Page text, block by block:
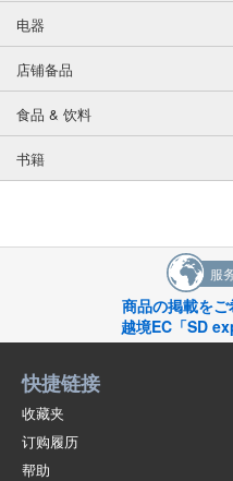
电器
店铺备品
食品 & 饮料
书籍
服
商品の掲載を
越境EC「SD
快捷链接
收藏夹
订购履历
帮助